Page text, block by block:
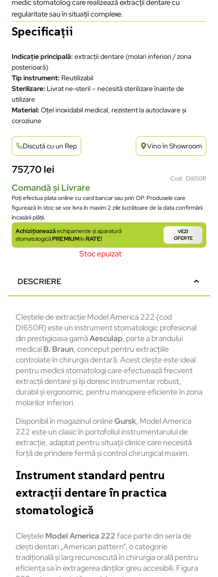
medic stomatolog care realizează extracții dentare cu
regularitate sau în situații complexe.
Specificații
Indicație principală: extracții dentare (molari inferiori / zona
posterioară)
Tip instrument: Reutilizabil
Sterilizare: Livrat ne-steril – necesită sterilizare înainte de
utilizare
Material: Oțel inoxidabil medical, rezistent la autoclavare și
coroziune
Discută cu un Rep Vino în Showroom
757,70 lei
Cod: DI650R
Comandă și Livrare
Poți efectua plata online cu card bancar sau prin OP. Produsele care
figurează în stoc se vor livra în maxim 2 zile lucrătoare de la data confirmării
încasării plății.
Achiziționeazăechipamente și aparatură
stomatologicăPREMIUMînRATE!
VEZI
OFERTE
Stoc epuizat
DESCRIERE
Cleștele de extracție Model America 222 (cod
DI650R) este un instrument stomatologic profesional
din prestigioasa gamăAesculap, parte a brandului
medicalB. Braun, conceput pentru extracțiile
controlate în chirurgia dentară. Acest clește este ideal
pentru medicii stomatologi care efectuează frecvent
extracții dentare și își doresc instrumentar robust,
durabil și ergonomic, pentru manopere eficiente în zona
molarilor inferiori.
Disponibil în magazinul onlineGursk, Model America
222 este un clasic în portofoliul instrumentarului de
extracție, adaptat pentru situații clinice care necesită
forță de prindere fermă și control chirurgical maxim.
Instrument standard pentru
extracții dentare în practica
stomatologică
CleșteleModel America 222face parte din seria de
clești dentari „American pattern”, o categorie
tradițională și larg recunoscută în chirurgia orală pentru
eficiența sa în extragerea dinților greu accesibili. Figura